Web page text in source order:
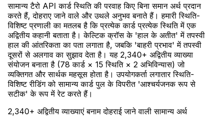
सामान्य टैरो API कार्ड स्थिति की परवाह किए बिना समान अर्थ प्रदान
करते हैं, दोहराए जाने वाले और उथले अनुभव बनाते हैं। हमारी स्थिति-
विशिष्ट प्रणाली का मतलब है कि प्रत्येक कार्ड प्रत्येक स्थिति में एक
अद्वितीय कहानी बताता है। केल्टिक क्रॉस के 'हाल के अतीत' में तपस्वी
हाल की आंतरिकता का पता लगाता है, जबकि 'बाहरी प्रभाव' में तपस्वी
दूसरों से अलगाव का सुझाव देता है। यह 2,340+ अद्वितीय व्याख्या
संयोजन बनाता है (78 कार्ड × 15 स्थिति × 2 अभिविन्यास) जो
व्यक्तिगत और सार्थक महसूस होता है। उपयोगकर्ता लगातार स्थिति-
विशिष्ट रीडिंग को सामान्य कार्ड पुल के विपरीत 'आश्चर्यजनक रूप से
सटीक' के रूप में रेट करते हैं।
2,340+ अद्वितीय व्याख्याएं बनाम दोहराई जाने वाली सामान्य अर्थ